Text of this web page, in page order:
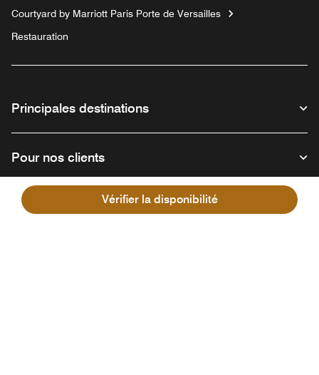
Vérifier la disponibilité
Courtyard by Marriott Paris Porte de Versailles
Restauration
Principales destinations
Pour nos clients
Notre entreprise